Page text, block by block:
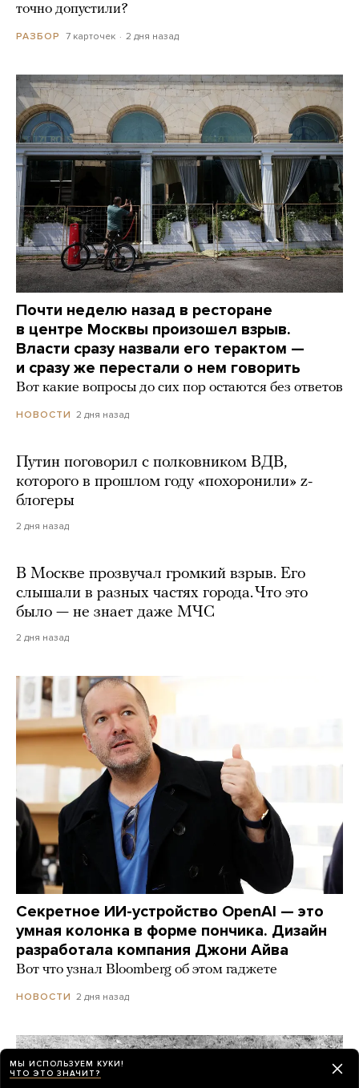
точно допустили?
РАЗБОР 7 карточек 2 дня назад
Почти неделю назад в ресторане
в центре Москвы произошел взрыв.
Власти сразу назвали его терактом —
и сразу же перестали о нем говорить
Вот какие вопросы до сих пор остаются без ответов
НОВОСТИ 2 дня назад
Путин поговорил с полковником ВДВ,
которого в прошлом году «похоронили» z-
блогеры
2 дня назад
В Москве прозвучал громкий взрыв. Его
слышали в разных частях города. Что это
было — не знает даже МЧС
2 дня назад
Секретное ИИ-устройство OpenAI — это
умная колонка в форме пончика. Дизайн
разработала компания Джони Айва
Вот что узнал Bloomberg об этом гаджете
НОВОСТИ 2 дня назад
МЫ ИСПОЛЬЗУЕМ КУКИ!
ЧТО ЭТО ЗНАЧИТ?